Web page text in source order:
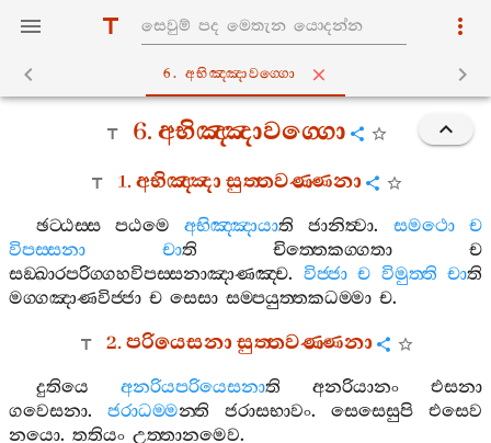
6. අභිඤ‍්ඤාවග‍්ගො
6.අභිඤ‍්ඤාවග‍්ගො
1.අභිඤ‍්ඤාසුත‍්තවණ‍්ණනා
ඡට‍්ඨස‍්ස පඨමෙ අභිඤ‍්ඤායාති ජානිත්‍වා. සමථො
ච
විපස‍්සනා
චාති චිත‍්තෙකග‍්ගතා
ච
සඞ‍්ඛාරපරිග‍්ගහවිපස‍්සනාඤාණඤ‍්ච. විජ‍්ජා ච විමුත‍්ති චාති
මග‍්ගඤාණවිජ‍්ජා ච සෙසා සම‍්පයුත‍්තකධම‍්මා ච.
2.පරියෙසනාසුත‍්තවණ‍්ණනා
දුතියෙ අනරියපරියෙසනාති අනරියානං
එසනා
ගවෙසනා. ජරාධම‍්මන‍්ති ජරාසභාවං. සෙසෙසුපි
එසෙව
නයො. තතියං උත‍්තානමෙව.